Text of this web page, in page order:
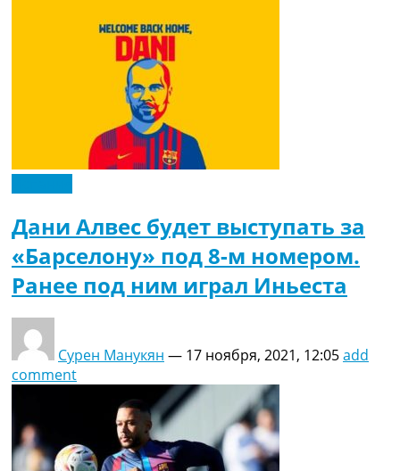
Дани Алвес будет выступать за
«Барселону» под 8-м номером.
Ранее под ним играл Иньеста
Сурен Манукян — 17 ноября, 2021, 12:05add
comment